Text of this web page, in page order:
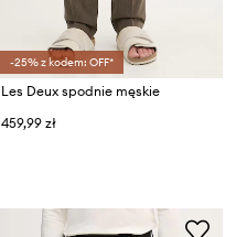
-25% z kodem: OFF*
Les Deux spodnie męskie
459,99 zł